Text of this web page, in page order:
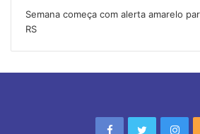
Semana começa com alerta amarelo
RS